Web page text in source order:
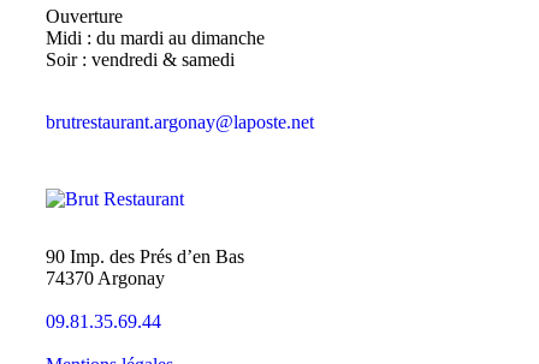
Ouverture
Midi : du mardi au dimanche
Soir : vendredi & samedi
brutrestaurant.argonay@laposte.net
90 Imp. des Prés d’en Bas
74370 Argonay
09.81.35.69.44